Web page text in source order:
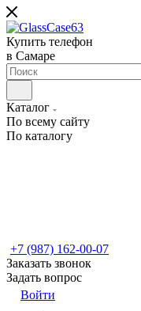
Купить телефон
в Самаре
Каталог
По всему сайту
По каталогу
+7 (987) 162-00-07
Заказать звонок
Задать вопрос
Войти